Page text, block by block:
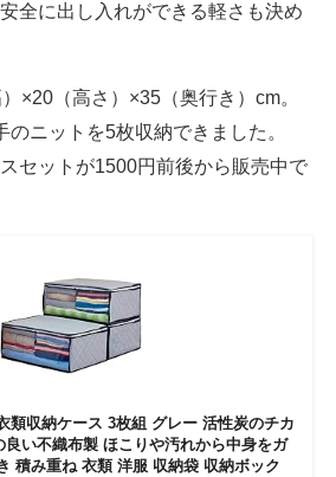
全に出し入れができる軽さも決め
×20（高さ）×35（奥行き）cm。
ニットを5枚収納できました。
セットが1500円前後から販売中で
類収納ケース 3枚組 グレー 活性炭のチカ
良い不織布製 ほこりや汚れから中身をガ
積み重ね 衣類 洋服 収納袋 収納ボック